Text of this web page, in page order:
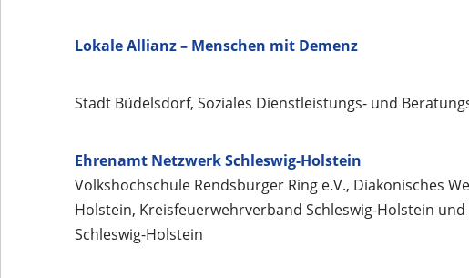
Lokale Allianz – Menschen mit Demenz
Stadt Büdelsdorf, Soziales Dienstleistungs- und
Ehrenamt Netzwerk Schleswig-Holstein
Volkshochschule Rendsburger Ring e.V., Diakonisches
Holstein, Kreisfeuerwehrverband Schleswig-Holstein
Schleswig-Holstein